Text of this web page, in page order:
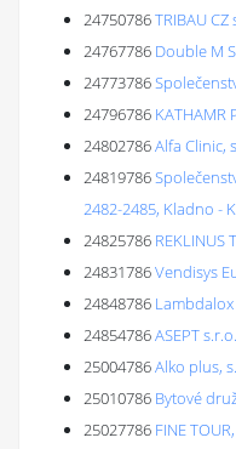
24750786TRIBAU CZ
24767786 Double M
24773786
24796786 KATHAMR
24802786Alfa Clinic,
24819786
2482-2485, Kladno -
24825786 REKLINUS
24831786Vendisys
24848786 Lambdalox
24854786ASEPT s.r.o.
25004786Alko plus,
25010786 Bytové
25027786 FINE